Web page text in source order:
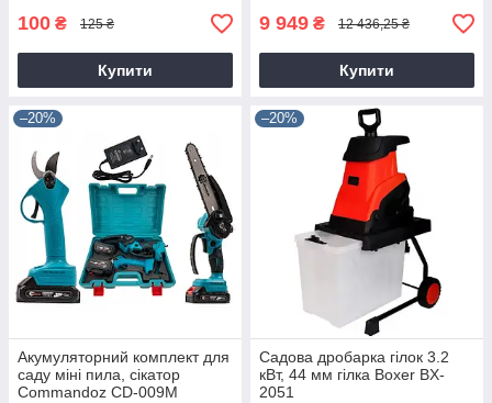
100 ₴ 125 ₴
Купити
9 949 ₴ 12 436,25 ₴
Купити
–20%
Акумуляторний комплект для
саду міні пила, сікатор
Commandoz CD-009M
–20%
Садова дробарка гілок 3.2
кВт, 44 мм гілка Boxer BX-
2051